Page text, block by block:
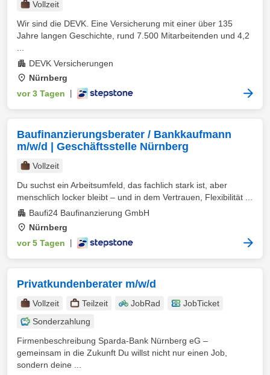
Vollzeit
Wir sind die DEVK. Eine Versicherung mit einer über 135
Jahre langen Geschichte, rund 7.500 Mitarbeitenden und 4,2
DEVK Versicherungen
Nürnberg
vor 3 Tagen
Baufinanzierungsberater / Bankkaufmann
m/w/d | Geschäftsstelle Nürnberg
Vollzeit
Du suchst ein Arbeitsumfeld, das fachlich stark ist, aber
menschlich locker bleibt – und in dem Vertrauen, Flexibilität ...
Baufi24 Baufinanzierung GmbH
Nürnberg
vor 5 Tagen
Privatkundenberater m/w/d
Vollzeit Teilzeit JobRad
JobTicket
Sonderzahlung
Firmenbeschreibung Sparda-Bank Nürnberg eG –
gemeinsam in die Zukunft Du willst nicht nur einen Job,
sondern deine ...